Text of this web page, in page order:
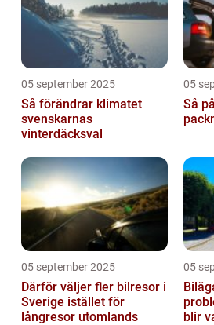
05 september 2025
Så förändrar klimatet
svenskarnas
vinterdäcksval
05
Så
05 september 2025
Därför väljer fler bilresor i
Sverige istället för
långresor utomlands
05
blir